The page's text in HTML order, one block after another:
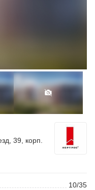
, 39, корп.
10/35